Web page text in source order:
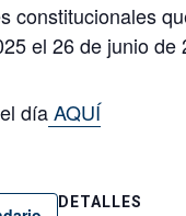
constitucionales
el 26 de junio
díaAQUÍ
DETALLES